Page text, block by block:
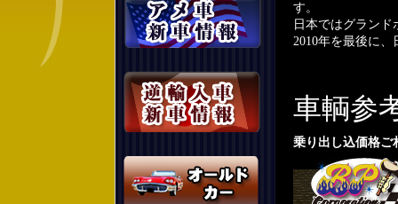
す。
日本ではグラン
2010年を最後に
車輌
乗り出し込価格ご